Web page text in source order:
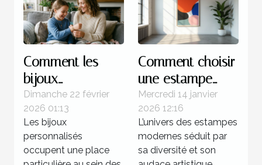
Comment les
bijoux
personnalisés
renforcent les
liens familiaux ?
Dimanche 22 février
2026 01:13
Les bijoux
personnalisés
occupent une place
Comment choisir
une estampe
moderne pour
votre collection ?
Mercredi 14 janvier
2026 12:16
L’univers des estampes
modernes séduit par
sa diversité et son